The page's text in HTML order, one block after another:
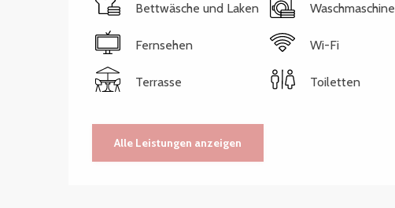
Bettwäsche und Laken Waschmaschine
Fernsehen Wi-Fi
Terrasse Toiletten
Alle Leistungen anzeigen